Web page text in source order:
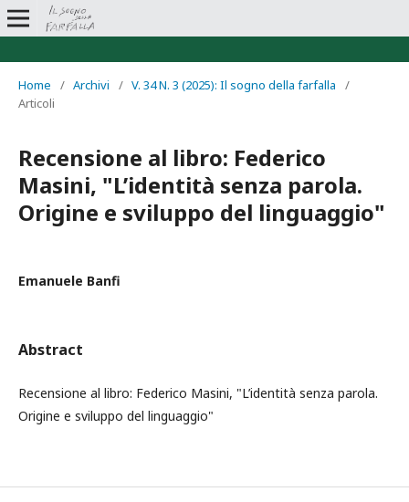
Home / Archivi / V. 34 N. 3 (2025): Il sogno della farfalla
/
Articoli
Recensione al libro: Federico
Masini, "L’identità senza parola.
Origine e sviluppo del linguaggio"
Emanuele Banfi
Abstract
Recensione al libro: Federico Masini, "L’identità senza parola.
Origine e sviluppo del linguaggio"